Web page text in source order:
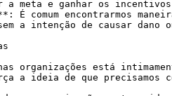
a meta e ganhar os
É comum encontrarmos
a intenção de causar dano
organizações está
a ideia de que precisamos